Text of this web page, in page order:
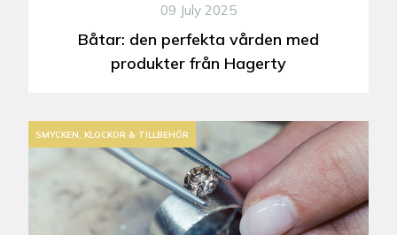
09 July 2025
Båtar: den perfekta vården med
produkter från Hagerty
SMYCKEN, KLOCKOR & TILLBEHÖR